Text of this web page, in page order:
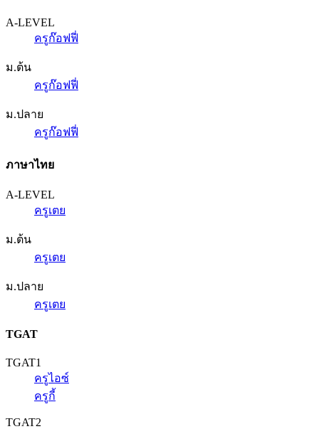
A-LEVEL
ครูก๊อฟฟี่
ม.ต้น
ครูก๊อฟฟี่
ม.ปลาย
ครูก๊อฟฟี่
ภาษาไทย
A-LEVEL
ครูเตย
ม.ต้น
ครูเตย
ม.ปลาย
ครูเตย
TGAT
TGAT1
ครูไอซ์
ครูกี้
TGAT2